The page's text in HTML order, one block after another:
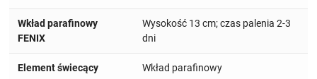
Wkład parafinowy
FENIX
Wysokość 13 cm; czas palenia 2-3
dni
Element świecący Wkład parafinowy